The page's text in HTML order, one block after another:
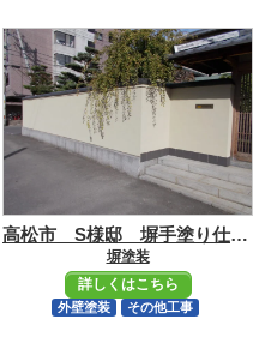
高松市 S様邸 塀手塗り仕上げ
塀塗装
詳しくはこちら
外壁塗装 その他工事